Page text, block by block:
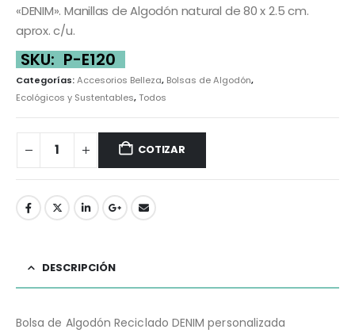
«DENIM». Manillas de Algodón natural de 80 x 2.5 cm.
aprox. c/u.
SKU: P-E120
Categorías:Accesorios Belleza, Bolsas de Algodón,
Ecológicos y Sustentables,Todos
COTIZAR
DESCRIPCIÓN
Bolsa de Algodón Reciclado DENIM personalizada